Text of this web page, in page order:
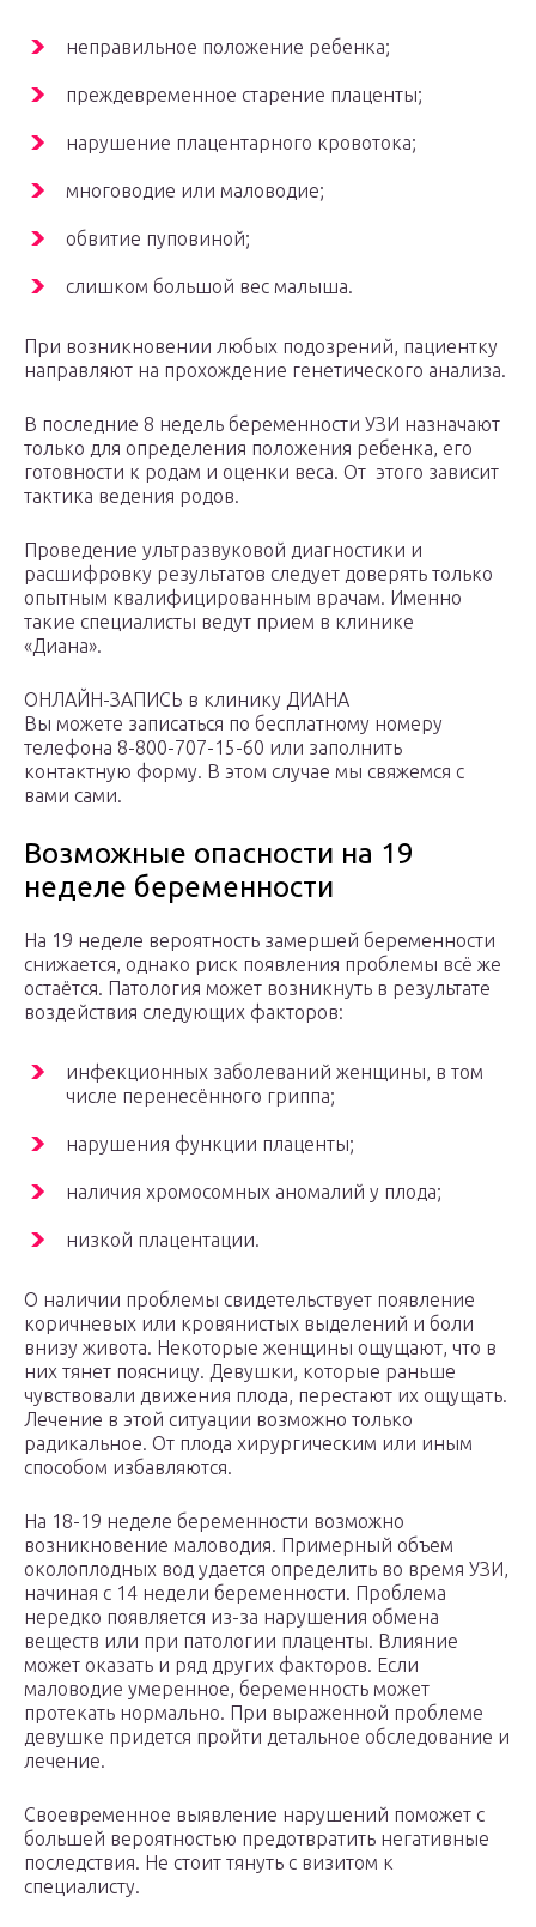
неправильное положение ребенка;
преждевременное старение плаценты;
нарушение плацентарного кровотока;
многоводие или маловодие;
обвитие пуповиной;
слишком большой вес малыша.
При возникновении любых подозрений, пациентку
направляют на прохождение генетического анализа.
В последние 8 недель беременности УЗИ назначают
только для определения положения ребенка, его
готовности к родам и оценки веса. От этого зависит
тактика ведения родов.
Проведение ультразвуковой диагностики и
расшифровку результатов следует доверять только
опытным квалифицированным врачам. Именно
такие специалисты ведут прием в клинике
«Диана».
ОНЛАЙН-ЗАПИСЬ в клинику ДИАНА
Вы можете записаться по бесплатному номеру
телефона 8-800-707-15-60 или заполнить
контактную форму. В этом случае мы свяжемся с
вами сами.
Возможные опасности на 19
неделе беременности
На 19 неделе вероятность замершей беременности
снижается, однако риск появления проблемы всё же
остаётся. Патология может возникнуть в результате
воздействия следующих факторов:
инфекционных заболеваний женщины, в том
числе перенесённого гриппа;
нарушения функции плаценты;
наличия хромосомных аномалий у плода;
низкой плацентации.
О наличии проблемы свидетельствует появление
коричневых или кровянистых выделений и боли
внизу живота. Некоторые женщины ощущают, что в
них тянет поясницу. Девушки, которые раньше
чувствовали движения плода, перестают их ощущать.
Лечение в этой ситуации возможно только
радикальное. От плода хирургическим или иным
способом избавляются.
На 18-19 неделе беременности возможно
возникновение маловодия. Примерный объем
околоплодных вод удается определить во время УЗИ,
начиная с 14 недели беременности. Проблема
нередко появляется из-за нарушения обмена
веществ или при патологии плаценты. Влияние
может оказать и ряд других факторов. Если
маловодие умеренное, беременность может
протекать нормально. При выраженной проблеме
девушке придется пройти детальное обследование и
лечение.
Своевременное выявление нарушений поможет с
большей вероятностью предотвратить негативные
последствия. Не стоит тянуть с визитом к
специалисту.